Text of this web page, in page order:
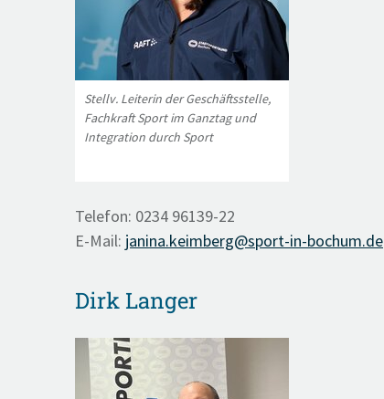
Stellv. Leiterin der Geschäftsstelle,
Fachkraft Sport im Ganztag und
Integration durch Sport
Telefon: 0234 96139-22
E-Mail: janina.keimberg@sport-in-bochum.de
Dirk Langer